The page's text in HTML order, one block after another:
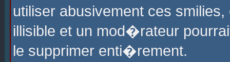
utiliser abusivement ces
illisible et un mod�rateur
le supprimer enti�rement.